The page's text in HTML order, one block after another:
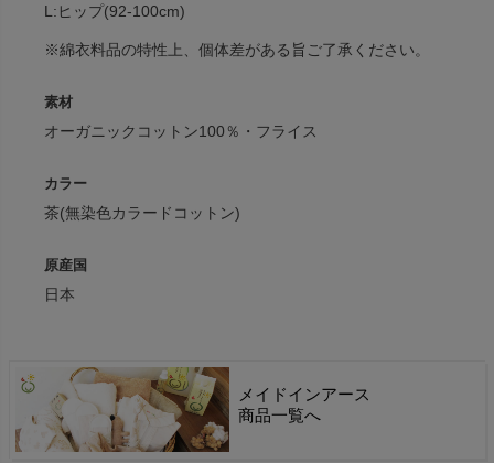
L:ヒップ(92-100cm)
※綿衣料品の特性上、個体差がある旨ご了承ください。
素材
オーガニックコットン100％・フライス
カラー
茶(無染色カラードコットン)
原産国
日本
メイドインアース
商品一覧へ